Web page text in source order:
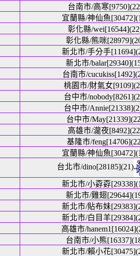
台南市/高寒
宜蘭縣/神仙魚
彰化縣/
彰化縣/熊咪
新北市/手分手
新北市/
台南市/
桃園市/財氣女
台中市/
台中市/
台中市/
高雄市/瀧夜
基隆市/
宜蘭縣/神仙魚
台北市/dino[28185](21)
新北市/小孬孬
新北市/雞翅
新北市/貼布妹
新北市/白目羊
高雄市/
台南市/小熊
新北市/賴小花